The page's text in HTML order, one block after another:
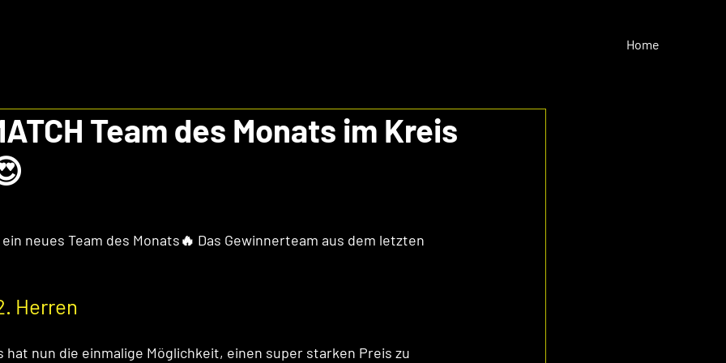
Home
Team des Monats im Kreis
neues Team des Monats🔥 Das Gewinnerteam aus dem letzten
Herren
hat nun die einmalige Möglichkeit, einen super starken Preis zu